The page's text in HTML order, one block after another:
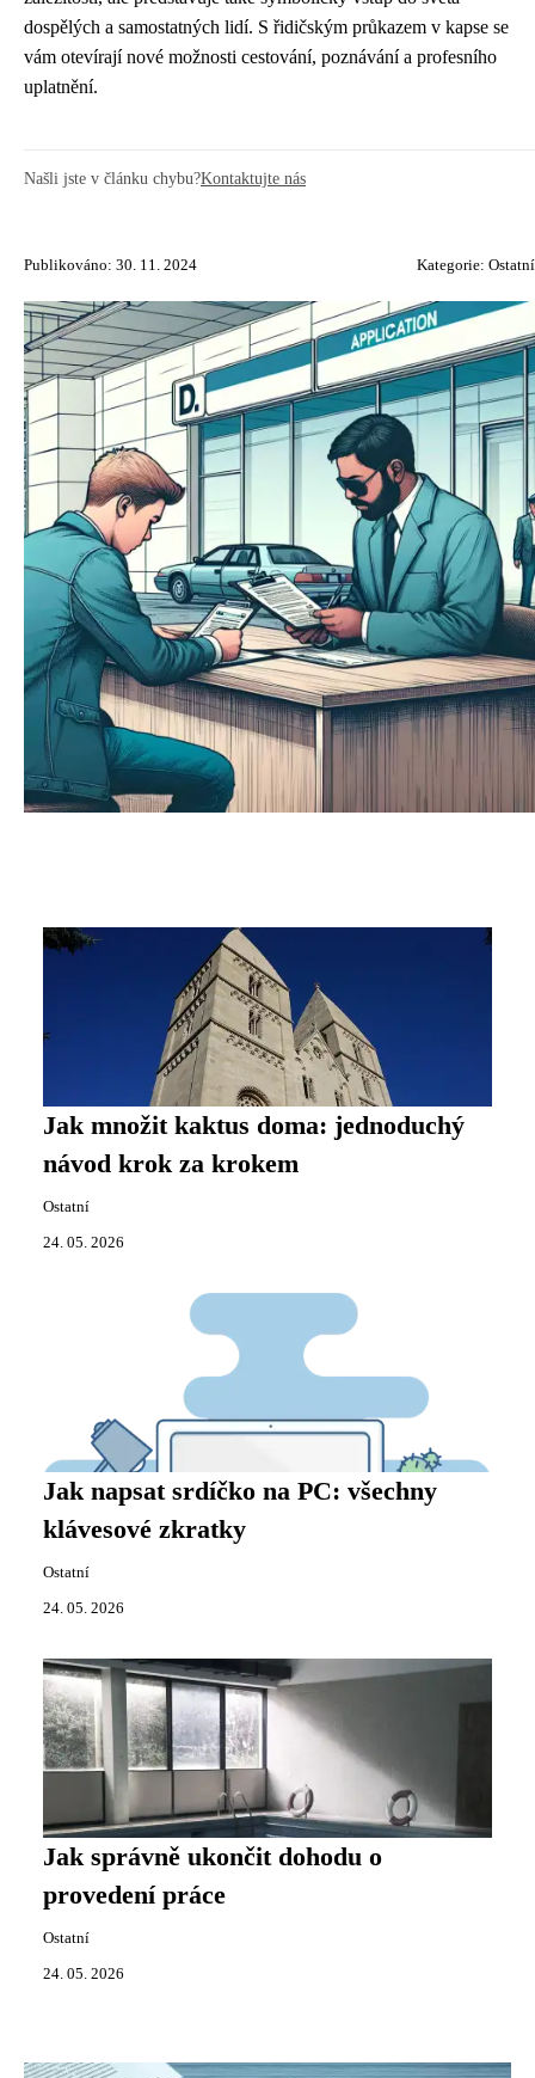
dospělých a samostatných lidí. S řidičským průkazem v kapse se
vám otevírají nové možnosti cestování, poznávání a profesního
uplatnění.
Našli jste v článku chybu?Kontaktujte nás
Publikováno: 30. 11. 2024 Kategorie: Ostatní
Jak množit kaktus doma: jednoduchý
návod krok za krokem
Ostatní
24. 05. 2026
Jak napsat srdíčko na PC: všechny
klávesové zkratky
Ostatní
24. 05. 2026
Jak správně ukončit dohodu o
provedení práce
Ostatní
24. 05. 2026